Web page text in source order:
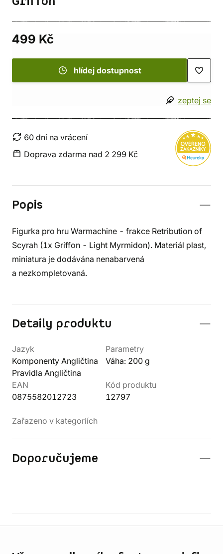
499 Kč
hlídej dostupnost
zeptej se
60 dní na vrácení
Doprava zdarma nad 2 299 Kč
Popis
Figurka pro hru Warmachine - frakce Retribution of
Scyrah (1x Griffon - Light Myrmidon). Materiál plast,
miniatura je dodávána nenabarvená
a nezkompletovaná.
Detaily produktu
Jazyk
Komponenty Angličtina
Pravidla Angličtina
Parametry
Váha: 200 g
EAN
0875582012723
Kód produktu
12797
Zařazeno v kategoriích
Doporučujeme